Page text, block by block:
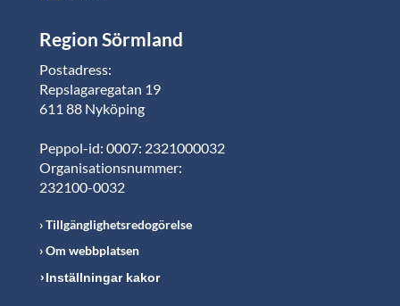
Region Sörmland
Postadress:
Repslagaregatan 19
611 88 Nyköping
Peppol-id: 0007: 2321000032
Organisationsnummer:
232100-0032
Tillgänglighetsredogörelse
Om webbplatsen
Inställningar kakor